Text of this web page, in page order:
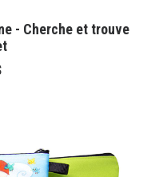
- Cherche et trouve